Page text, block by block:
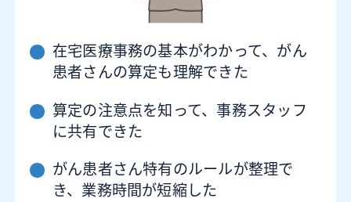
在宅医療事務の基本がわかって、がん
患者さんの算定も理解できた
算定の注意点を知って、事務スタッフ
に共有できた
がん患者さん特有のルールが整理で
き、業務時間が短縮した